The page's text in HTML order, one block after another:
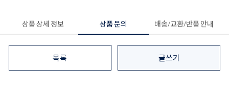
상품 상세 정보 상품 문의 배송/교환/반품 안내
목록 글쓰기